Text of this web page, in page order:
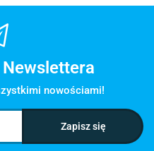
nowościami!